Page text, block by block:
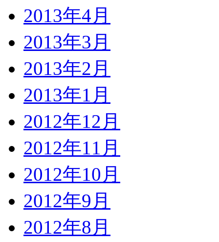
2013年4月
2013年3月
2013年2月
2013年1月
2012年12月
2012年11月
2012年10月
2012年9月
2012年8月